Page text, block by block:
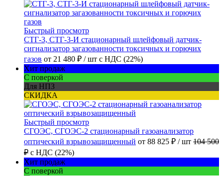
Быстрый просмотр
СТГ-3, СТГ-3-И стационарный шлейфовый датчик-
сигнализатор загазованности токсичных и горючих
газов от 21 480 ₽ / шт с НДС (22%)
Хит продаж
С поверкой
Для НПЗ
СКИДКА
Быстрый просмотр
СГОЭС, СГОЭС-2 стационарный газоанализатор
оптический взрывозащищенный от 88 825 ₽ / шт 104 500
₽ с НДС (22%)
Хит продаж
С поверкой